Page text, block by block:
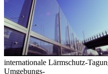
internationale Lärmschutz-
Umgebungs-